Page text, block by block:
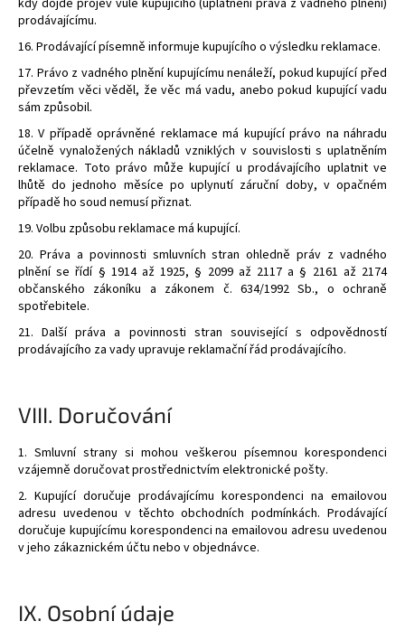
kdy dojde projev vůle kupujícího (uplatnění práva z vadného plnění)
prodávajícímu.
16. Prodávající písemně informuje kupujícího o výsledku reklamace.
17. Právo z vadného plnění kupujícímu nenáleží, pokud kupující před
převzetím věci věděl, že věc má vadu, anebo pokud kupující vadu
sám způsobil.
18. V případě oprávněné reklamace má kupující právo na náhradu
účelně vynaložených nákladů vzniklých v souvislosti s uplatněním
reklamace. Toto právo může kupující u prodávajícího uplatnit ve
lhůtě do jednoho měsíce po uplynutí záruční doby, v opačném
případě ho soud nemusí přiznat.
19. Volbu způsobu reklamace má kupující.
20. Práva a povinnosti smluvních stran ohledně práv z vadného
plnění se řídí § 1914 až 1925, § 2099 až 2117 a § 2161 až 2174
občanského zákoníku a zákonem č. 634/1992 Sb., o ochraně
spotřebitele.
21. Další práva a povinnosti stran související s odpovědností
prodávajícího za vady upravuje reklamační řád prodávajícího.
VIII. Doručování
1. Smluvní strany si mohou veškerou písemnou korespondenci
vzájemně doručovat prostřednictvím elektronické pošty.
2. Kupující doručuje prodávajícímu korespondenci na emailovou
adresu uvedenou v těchto obchodních podmínkách. Prodávající
doručuje kupujícímu korespondenci na emailovou adresu uvedenou
v jeho zákaznickém účtu nebo v objednávce.
IX. Osobní údaje